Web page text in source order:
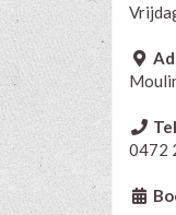
0472